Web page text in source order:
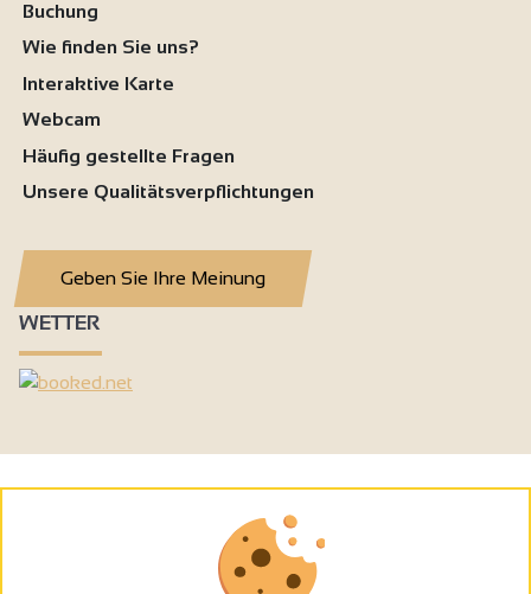
Buchung
Wie finden Sie uns?
Interaktive Karte
Webcam
Häufig gestellte Fragen
Unsere Qualitätsverpflichtungen
Geben Sie Ihre Meinung
WETTER